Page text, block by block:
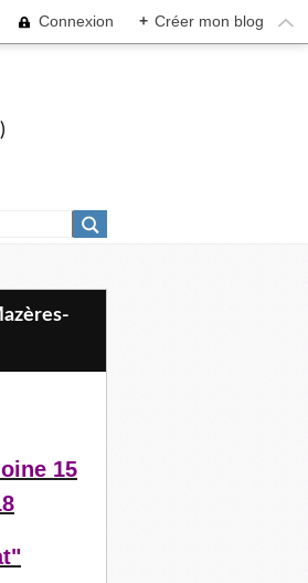
Connexion + Créer mon blog
15